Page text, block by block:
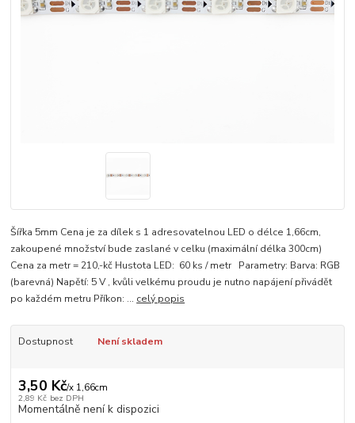
Šířka 5mm Cena je za dílek s 1 adresovatelnou LED o délce 1,66cm,
zakoupené množství bude zaslané v celku (maximální délka 300cm)
Cena za metr = 210,-kč Hustota LED: 60 ks / metr Parametry: Barva: RGB
(barevná) Napětí: 5 V , kvůli velkému proudu je nutno napájení přivádět
po každém metru Příkon: ... celý popis
Dostupnost Není skladem
3,50 Kč/x 1,66cm
2,89 Kč bez DPH
Momentálně není k dispozici